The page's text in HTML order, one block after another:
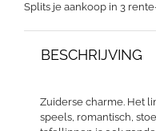
Splits je aankoop in 3
BESCHRIJVING
Zuiderse charme. Het
speels, romantisch,